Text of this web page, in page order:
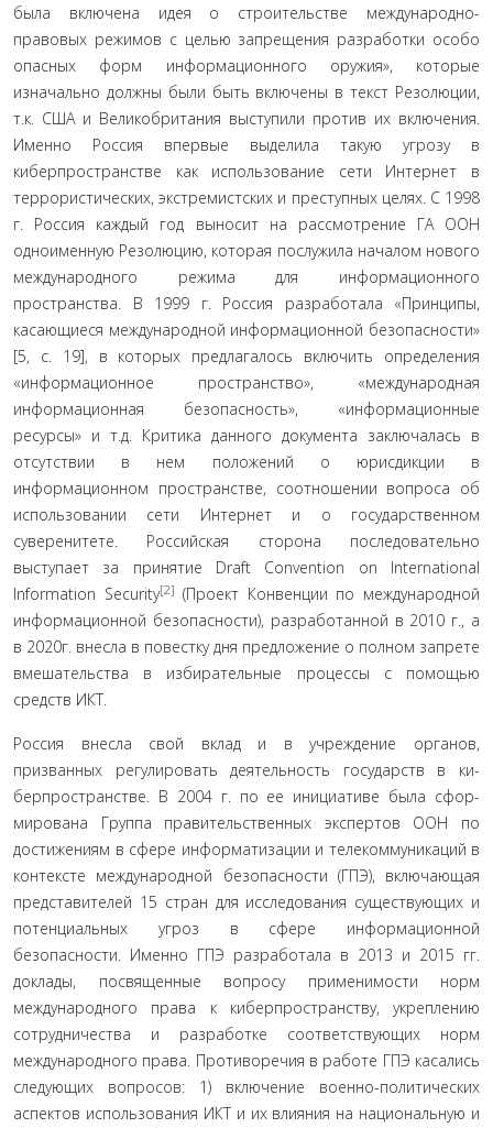
была включена идея о строительстве международно-
правовых режимов с целью запрещения разработки особо
опасных форм информационного ору­жия», которые
изначально должны были быть включены в текст Резолюции,
т.к. США и Великобритания выступи­ли против их включения.
Именно Россия впервые выде­лила такую угрозу в
киберпространстве как использова­ние сети Интернет в
террористических, экстремистских и преступных целях. С 1998
г. Россия каждый год выносит на рассмотрение ГА ООН
одноименную Резолюцию, ко­торая послужила началом нового
международного режи­ма для информационного
пространства. В 1999 г. Россия разработала «Принципы,
касающиеся международной информационной безопасности»
[5, c. 19], в которых предлагалось включить определения
«информационное пространство», «международная
информационная без­опасность», «информационные
ресурсы» и т.д. Критика данного документа заключалась в
отсутствии в нем поло­жений о юрисдикции в
информационном пространстве, соотношении вопроса об
использовании сети Интернет и о государственном
суверенитете. Российская сторона по­следовательно
выступает за принятие Draft Convention on International
Information Security[2] (Проект Конвенции по международной
информационной безопасности), разра­ботанной в 2010 г., а
в 2020г. внесла в повестку дня предло­жение о полном запрете
вмешательства в избирательные процессы с помощью
средств ИКТ.
Россия внесла свой вклад и в учреждение органов,
призванных регулировать деятельность государств в ки­
берпространстве. В 2004 г. по ее инициативе была сфор­
мирована Группа правительственных экспертов ООН по
достижениям в сфере информатизации и телекоммуни­каций в
контексте международной безопасности (ГПЭ), включающая
представителей 15 стран для исследования существующих и
потенциальных угроз в сфере информа­ционной
безопасности. Именно ГПЭ разработала в 2013 и 2015 гг.
доклады, посвященные вопросу применимости норм
международного права к киберпространству, укре­плению
сотрудничества и разработке соответствующих норм
международного права. Противоречия в работе ГПЭ касались
следующих вопросов: 1) включение воен­но-политических
аспектов использования ИКТ и их вли­яния на национальную и